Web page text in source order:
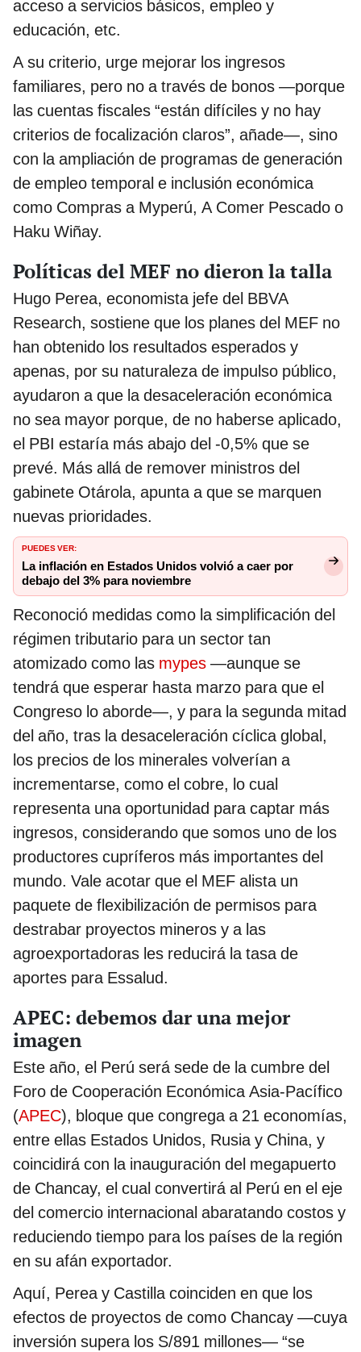
acceso a servicios básicos, empleo y
educación, etc.
A su criterio, urge mejorar los ingresos
familiares, pero no a través de bonos —porque
las cuentas fiscales “están difíciles y no hay
criterios de focalización claros”, añade—, sino
con la ampliación de programas de generación
de empleo temporal e inclusión económica
como Compras a Myperú, A Comer Pescado o
Haku Wiñay.
Políticas del MEF no dieron la talla
Hugo Perea, economista jefe del BBVA
Research, sostiene que los planes del MEF no
han obtenido los resultados esperados y
apenas, por su naturaleza de impulso público,
ayudaron a que la desaceleración económica
no sea mayor porque, de no haberse aplicado,
el PBI estaría más abajo del -0,5% que se
prevé. Más allá de remover ministros del
gabinete Otárola, apunta a que se marquen
nuevas prioridades.
PUEDES VER:
La inflación en Estados Unidos volvió a caer por
debajo del 3% para noviembre
Reconoció medidas como la simplificación del
régimen tributario para un sector tan
atomizado como las mypes —aunque se
tendrá que esperar hasta marzo para que el
Congreso lo aborde—, y para la segunda mitad
del año, tras la desaceleración cíclica global,
los precios de los minerales volverían a
incrementarse, como el cobre, lo cual
representa una oportunidad para captar más
ingresos, considerando que somos uno de los
productores cupríferos más importantes del
mundo. Vale acotar que el MEF alista un
paquete de flexibilización de permisos para
destrabar proyectos mineros y a las
agroexportadoras les reducirá la tasa de
aportes para Essalud.
APEC: debemos dar una mejor
imagen
Este año, el Perú será sede de la cumbre del
Foro de Cooperación Económica Asia-Pacífico
(APEC), bloque que congrega a 21 economías,
entre ellas Estados Unidos, Rusia y China, y
coincidirá con la inauguración del megapuerto
de Chancay, el cual convertirá al Perú en el eje
del comercio internacional abaratando costos y
reduciendo tiempo para los países de la región
en su afán exportador.
Aquí, Perea y Castilla coinciden en que los
efectos de proyectos de como Chancay —cuya
inversión supera los S/891 millones— “se